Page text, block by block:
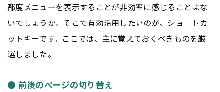
都度メニューを表示することが非効率に感じることはな
いでしょうか。そこで有効活用したいのが、ショートカ
ットキーです。ここでは、主に覚えておくべきものを厳
選しました。
● 前後のページの切り替え